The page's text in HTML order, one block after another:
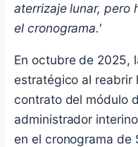
aterrizaje lunar, pero
el cronograma.'
En octubre de 2025,
estratégico al reabrir
contrato del módulo
administrador
en el cronograma de